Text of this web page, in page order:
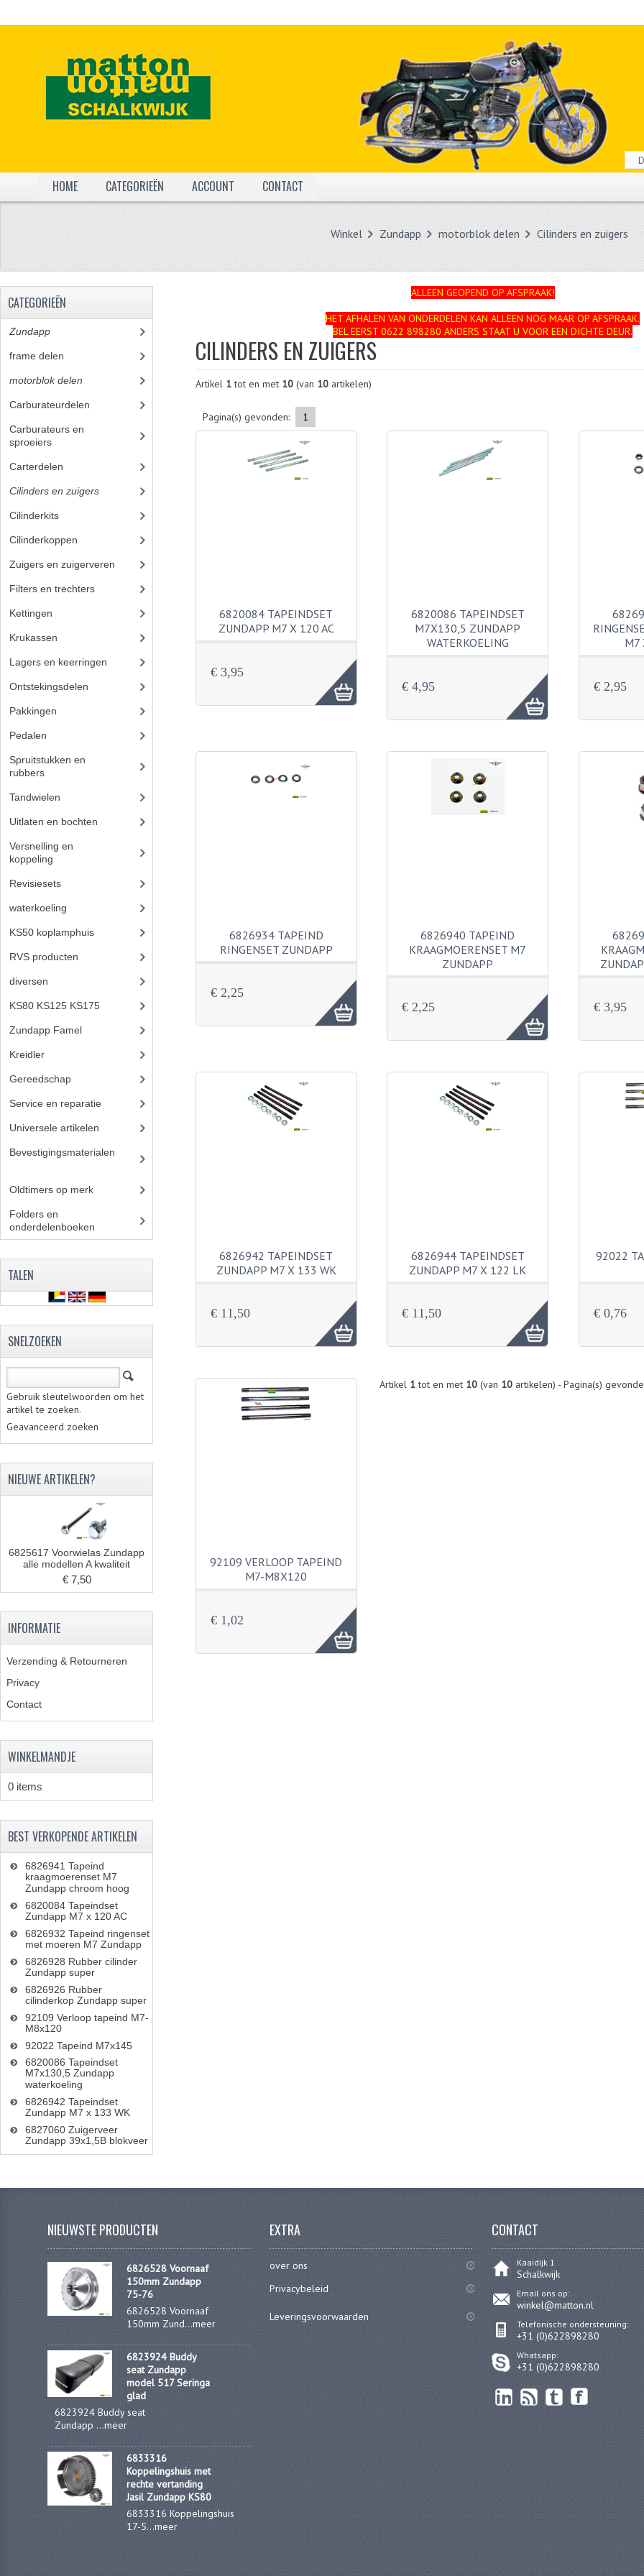
HOME
CATEGORIEËN ACCOUNT CONTACT
Winkel Zundapp motorblok delen Cilinders en zuigers
ALLEEN GEOPEND OP AFSPRAAK!
HET AFHALEN VAN ONDERDELEN KAN ALLEEN NOG MAAR OP AFSPRAAK.
BEL EERST 0622 898280 ANDERS STAAT U VOOR EEN DICHTE DEUR.
CILINDERS EN ZUIGERS
Artikel 1tot en met 10(van 10artikelen)
Pagina(s) gevonden: 1
6820084 TAPEINDSET
ZUNDAPP M7 X 120 AC
€ 3,95
6820086 TAPEINDSET
M7X130,5 ZUNDAPP
WATERKOELING
€ 4,95
M7
€ 2,95
6826934 TAPEIND
RINGENSET ZUNDAPP
€ 2,25
6826940 TAPEIND
KRAAGMOERENSET M7
ZUNDAPP
€ 2,25 € 3,95
6826942 TAPEINDSET
ZUNDAPP M7 X 133 WK
€ 11,50
6826944 TAPEINDSET
ZUNDAPP M7 X 122 LK
€ 11,50
92022
€ 0,76
92109 VERLOOP TAPEIND
M7-M8X120
€ 1,02
Artikel 1tot en met 10 (van 10 artikelen) - Pagina(s)
CATEGORIEËN
Zundapp
frame delen
motorblok delen
Carburateurdelen
Carburateurs en
sproeiers
Carterdelen
Cilinders en zuigers
Cilinderkits
Cilinderkoppen
Zuigers en zuigerveren
Filters en trechters
Kettingen
Krukassen
Lagers en keerringen
Ontstekingsdelen
Pakkingen
Pedalen
Spruitstukken en
rubbers
Tandwielen
Uitlaten en bochten
Versnelling en
koppeling
Revisiesets
waterkoeling
KS50 koplamphuis
RVS producten
diversen
KS80 KS125 KS175
Zundapp Famel
Kreidler
Gereedschap
Service en reparatie
Universele artikelen
Bevestigingsmaterialen
Oldtimers op merk
Folders en
onderdelenboeken
TALEN
SNELZOEKEN
Gebruik sleutelwoorden om het
artikel te zoeken.
Geavanceerd zoeken
NIEUWE ARTIKELEN?
6825617 Voorwielas Zundapp
alle modellen A kwaliteit
€ 7,50
INFORMATIE
Verzending & Retourneren
Privacy
Contact
WINKELMANDJE
0 items
BEST VERKOPENDE ARTIKELEN
6826941 Tapeind
kraagmoerenset M7
Zundapp chroom hoog
6820084 Tapeindset
Zundapp M7 x 120 AC
6826932 Tapeind ringenset
met moeren M7 Zundapp
6826928 Rubber cilinder
Zundapp super
6826926 Rubber
cilinderkop Zundapp super
92109 Verloop tapeind M7-
M8x120
92022 Tapeind M7x145
6820086 Tapeindset
M7x130,5 Zundapp
waterkoeling
6826942 Tapeindset
Zundapp M7 x 133 WK
6827060 Zuigerveer
Zundapp 39x1,5B blokveer
NIEUWSTE PRODUCTEN
6826528 Voornaaf
150mm Zundapp
75-76
6826528 Voornaaf
150mm Zund...meer
6823924 Buddy
seat Zundapp
model 517 Seringa
glad
6823924 Buddy seat
Zundapp ...meer
6833316
Koppelingshuis met
rechte vertanding
Jasil Zundapp KS80
6833316 Koppelingshuis
17-5...meer
EXTRA
over ons
Privacybeleid
Leveringsvoorwaarden
CONTACT
Kaaidijk 1
Schalkwijk
Email ons op:
winkel@matton.nl
Telefonische ondersteuning:
+31 (0)622898280
Whatsapp:
+31 (0)622898280